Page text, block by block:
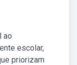
ao
escolar,
priorizam